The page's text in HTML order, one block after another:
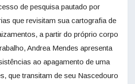
de pesquisa pautado por
que revisitam sua cartografia de
a partir do próprio corpo
Andrea Mendes apresenta
ao apagamento de uma
que transitam de seu Nascedouro